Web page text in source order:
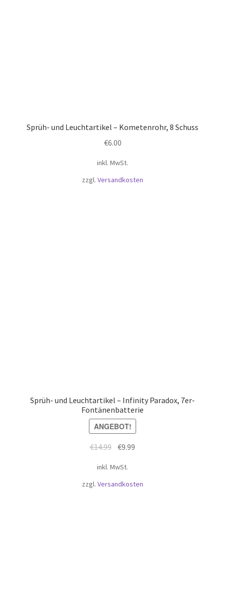
Sprüh- und Leuchtartikel – Kometenrohr, 8 Schuss
€6.00
inkl. MwSt.
zzgl. Versandkosten
Sprüh- und Leuchtartikel – Infinity Paradox, 7er-
Fontänenbatterie
ANGEBOT!
€14.99 €9.99
inkl. MwSt.
zzgl. Versandkosten